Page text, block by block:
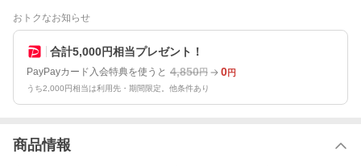
おトクなお知らせ
合計5,000円相当プレゼント！
PayPayカード入会特典を使うと 4,850円 0円
うち2,000円相当は利用先・期間限定。他条件あり
商品情報